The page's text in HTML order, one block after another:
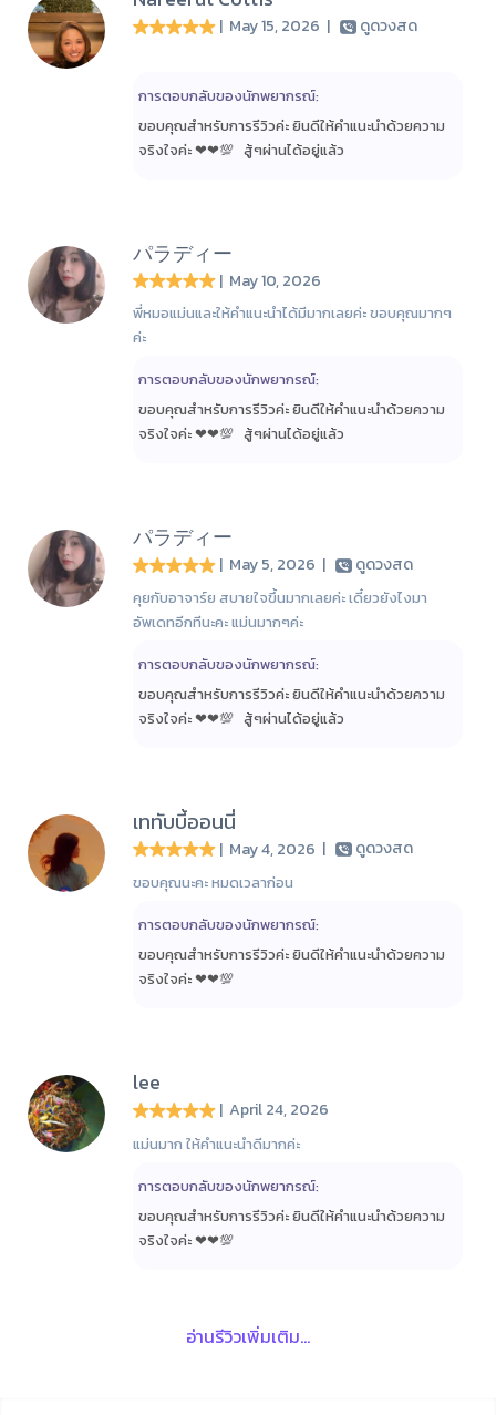
| May 15, 2026 | ดูดวงสด
การตอบกลับของนักพยากรณ์:
ขอบคุณสำหรับการรีวิวค่ะ ยินดีให้คำแนะนำด้วยความ
จริงใจค่ะ ❤❤💯 สู้ๆ​ผ่านได้อยู่แล้ว​
パラディー
| May 10, 2026
พี่หมอแม่นและให้คำแนะนำได้มีมากเลยค่ะ ขอบคุณมากๆ
ค่ะ
การตอบกลับของนักพยากรณ์:
ขอบคุณสำหรับการรีวิวค่ะ ยินดีให้คำแนะนำด้วยความ
จริงใจค่ะ ❤❤💯 สู้ๆ​ผ่านได้อยู่แล้ว​
パラディー
| May 5, 2026 | ดูดวงสด
คุยกับอาจาร์ย สบายใจขึ้นมากเลยค่ะ เดี๋ยวยังไงมา
อัพเดทอีกทีนะคะ แม่นมากๆค่ะ
การตอบกลับของนักพยากรณ์:
ขอบคุณสำหรับการรีวิวค่ะ ยินดีให้คำแนะนำด้วยความ
จริงใจค่ะ ❤❤💯 สู้ๆ​ผ่านได้อยู่แล้ว​
เททับบี้ออนนี่
| May 4, 2026 | ดูดวงสด
ขอบคุณนะคะ หมดเวลาก่อน
การตอบกลับของนักพยากรณ์:
ขอบคุณสำหรับการรีวิวค่ะ ยินดีให้คำแนะนำด้วยความ
จริงใจค่ะ ❤❤💯
lee
| April 24, 2026
แม่นมาก ให้คำแนะนำดีมากค่ะ
การตอบกลับของนักพยากรณ์:
ขอบคุณสำหรับการรีวิวค่ะ ยินดีให้คำแนะนำด้วยความ
จริงใจค่ะ ❤❤💯
อ่านรีวิวเพิ่มเติม...